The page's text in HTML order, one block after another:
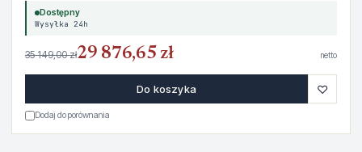
Dostępny
Wysyłka 24h
35 149,00 zł29 876,65 zł netto
Do koszyka ♡
Dodaj do porównania